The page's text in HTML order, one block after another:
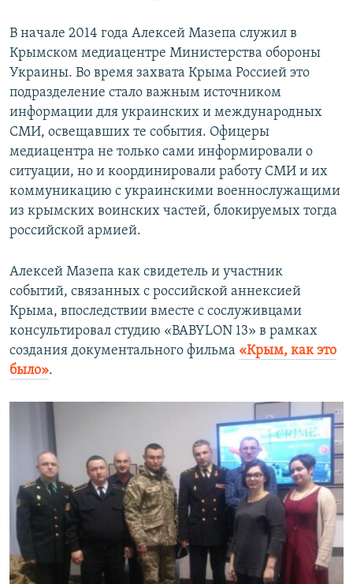
В начале 2014 года Алексей Мазепа служил в
Крымском медиацентре Министерства обороны
Украины. Во время захвата Крыма Россией это
подразделение стало важным источником
информации для украинских и международных
СМИ, освещавших те события. Офицеры
медиацентра не только сами информировали о
ситуации, но и координировали работу СМИ и их
коммуникацию с украинскими военнослужащими
из крымских воинских частей, блокируемых тогда
российской армией.
Алексей Мазепа как свидетель и участник
событий, связанных с российской аннексией
Крыма, впоследствии вместе с сослуживцами
консультировал студию «BABYLON 13» в рамках
создания документального фильма «Крым, как это
было».